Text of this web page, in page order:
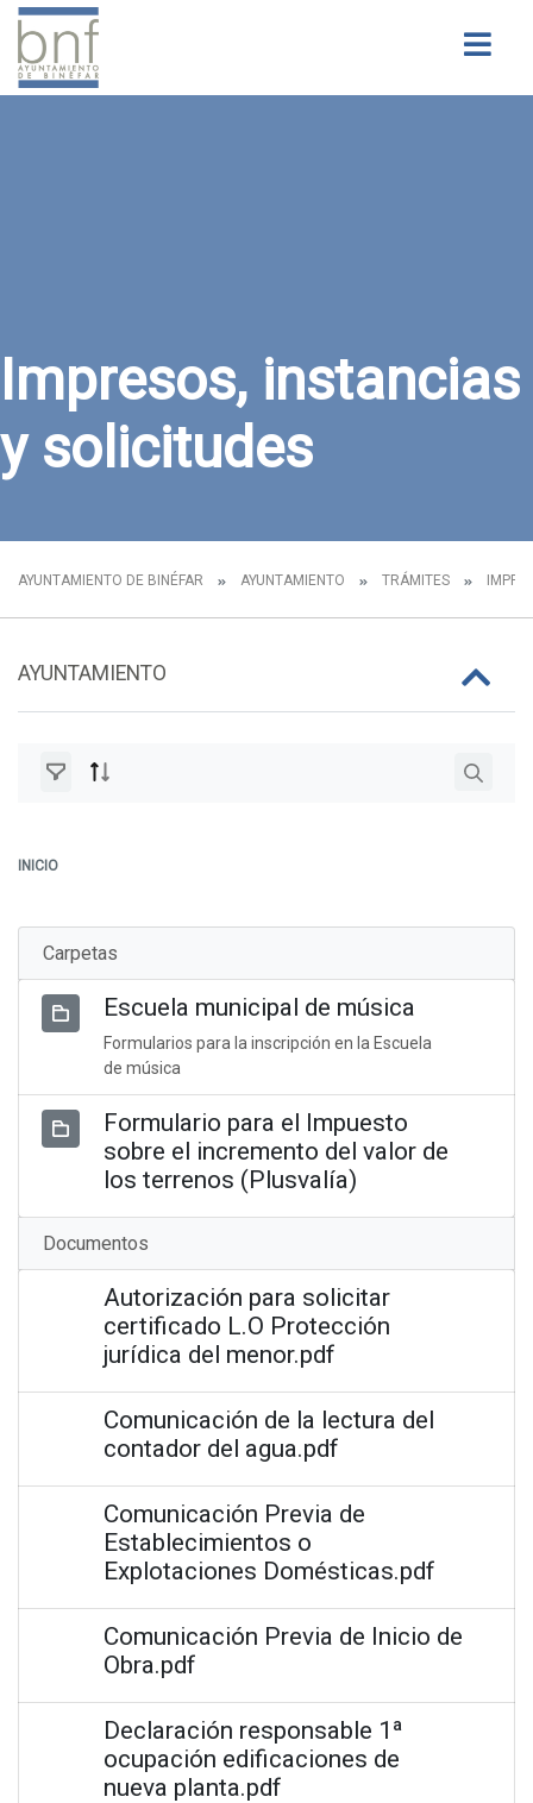
Impresos, instancias
y solicitudes
AYUNTAMIENTO DE BINÉFAR AYUNTAMIENTO TRÁMITES
AYUNTAMIENTO
INICIO
Carpetas
Escuela municipal de música
Formularios para la inscripción en la Escuela
de música
Formulario para el Impuesto
sobre el incremento del valor de
los terrenos (Plusvalía)
Documentos
Autorización para solicitar
certificado L.O Protección
jurídica del menor.pdf
Comunicación de la lectura del
contador del agua.pdf
Comunicación Previa de
Establecimientos o
Explotaciones Domésticas.pdf
Comunicación Previa de Inicio de
Obra.pdf
Declaración responsable 1ª
ocupación edificaciones de
nueva planta.pdf